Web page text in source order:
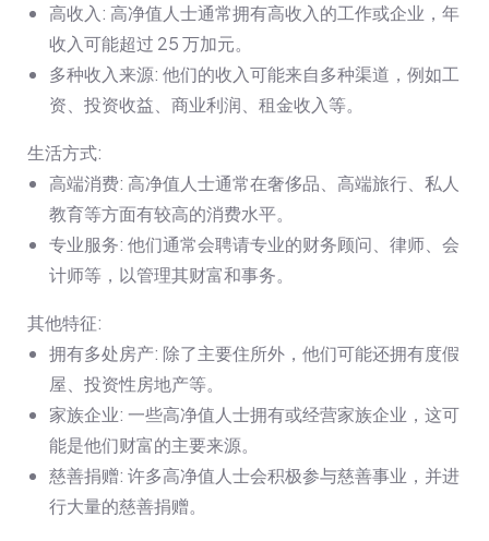
高收入: 高净值人士通常拥有高收入的工作或企业，年
收入可能超过 25 万加元。
多种收入来源: 他们的收入可能来自多种渠道，例如工
资、投资收益、商业利润、租金收入等。
生活方式:
高端消费: 高净值人士通常在奢侈品、高端旅行、私人
教育等方面有较高的消费水平。
专业服务: 他们通常会聘请专业的财务顾问、律师、会
计师等，以管理其财富和事务。
其他特征:
拥有多处房产: 除了主要住所外，他们可能还拥有度假
屋、投资性房地产等。
家族企业: 一些高净值人士拥有或经营家族企业，这可
能是他们财富的主要来源。
慈善捐赠: 许多高净值人士会积极参与慈善事业，并进
行大量的慈善捐赠。